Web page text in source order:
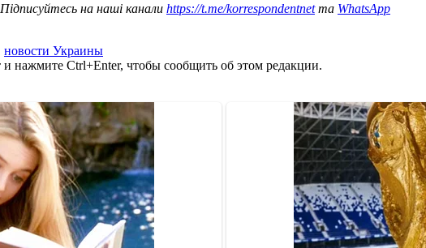
на наші канали https://t.me/korrespondentnetта WhatsApp
новости Украины
нажмите Ctrl+Enter, чтобы сообщить об этом редакции.